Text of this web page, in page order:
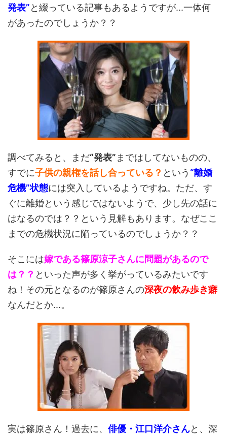
発表”と綴っている記事もあるようですが...一体何
があったのでしょうか？？
調べてみると、まだ“発表” まではしてないものの、
すでに子供の親権を話し合っている？ という “離婚
危機”状態には突入しているようですね。ただ、す
ぐに離婚という感じではないようで、少し先の話に
はなるのでは？？という見解もあります。なぜここ
までの危機状況に陥っているのでしょうか？？
そこには嫁である篠原涼子さんに問題があるので
は？？ といった声が多く挙がっているみたいです
ね！その元となるのが篠原さんの深夜の飲み歩き癖
なんだとか...。
実は篠原さん！過去に、 俳優・江口洋介さんと、深